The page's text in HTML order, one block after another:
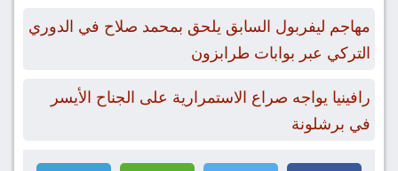
مهاجم ليفربول السابق يلحق بمحمد صلاح في الدوري
التركي عبر بوابات طرابزون
رافينيا يواجه صراع الاستمرارية على الجناح الأيسر
في برشلونة